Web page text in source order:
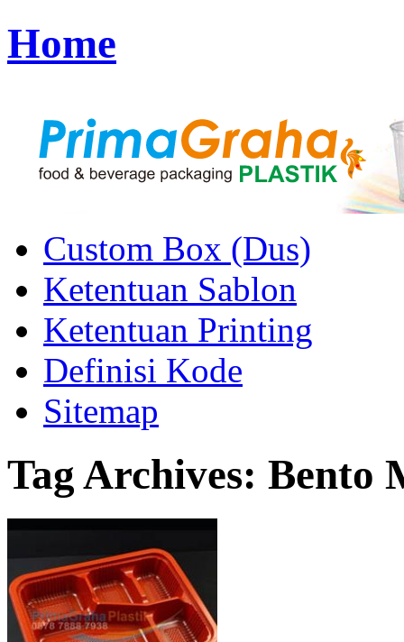
Home
Custom Box (Dus)
Ketentuan Sablon
Ketentuan Printing
Definisi Kode
Sitemap
Tag Archives: Bento